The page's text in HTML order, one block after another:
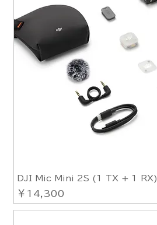
DJI Mic Mini 2S (1 TX + 1 RX)
価格
￥14,300